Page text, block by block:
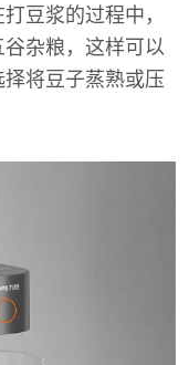
豆浆的过程中，
杂粮，这样可以
将豆子蒸熟或压